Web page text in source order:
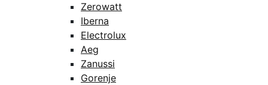
Zerowatt
Iberna
Electrolux
Aeg
Zanussi
Gorenje